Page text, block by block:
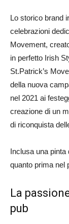
Lo storico brand
celebrazioni
Movement,
in perfetto Irish
St.Patrick’s
della nuova
nel 2021 ai
creazione di un
di riconquista
Inclusa una pinta
quanto prima nel
La
pub